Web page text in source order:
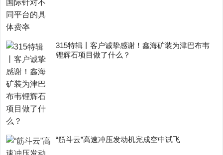
315特辑丨客户诚挚感谢！鑫海矿装为津巴布韦
锂辉石项目做了什么？
“筋斗云”高速冲压发动机完成空中试飞